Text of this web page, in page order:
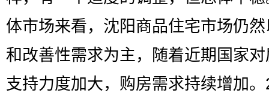
体市场来看，沈阳商品住宅市场仍
和改善性需求为主，随着近期国家
支持力度加大，购房需求持续增加